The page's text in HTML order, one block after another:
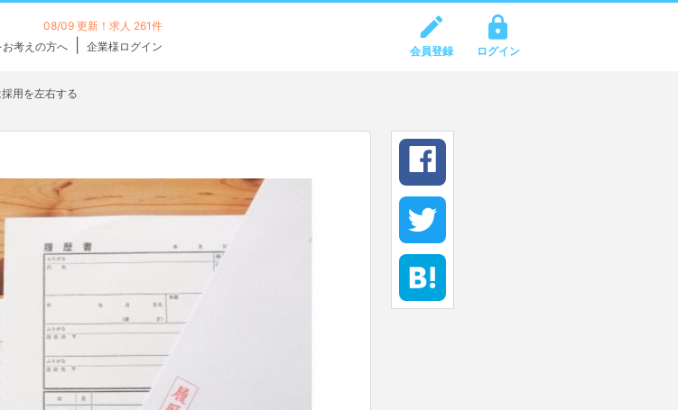
08/09 更新！求人 261件
考えの方へ
企業様ログイン 会員登録 ログイン
用を左右する
facebook
twitter
hatena